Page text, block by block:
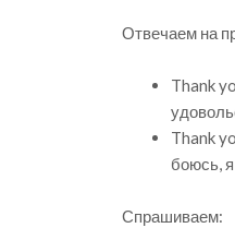
Отвечаем на
Thank
Thank
боюсь,
Спрашиваем: